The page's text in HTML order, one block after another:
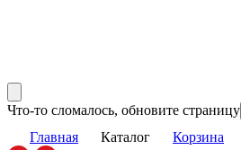
Что-то сломалось, обновите страницу
Главная Каталог Корзина